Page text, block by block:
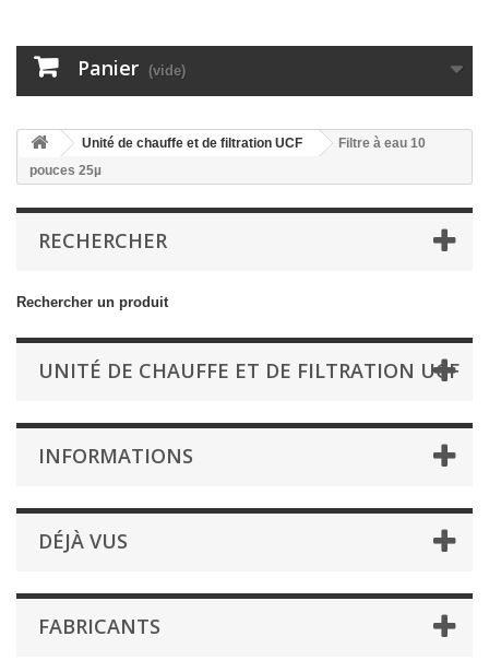
Panier (vide)
Unité de chauffe et de filtration UCF
Filtre à eau 10
pouces 25µ
RECHERCHER
Rechercher un produit
UNITÉ DE CHAUFFE ET DE FILTRATION UCF
INFORMATIONS
DÉJÀ VUS
FABRICANTS